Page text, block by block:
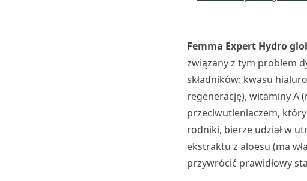
Femma Expert Hydro
związany z tym problem
składników: kwasu
regenerację), witaminy A
przeciwutleniaczem,
rodniki, bierze udział w
ekstraktu z aloesu (ma
przywrócić prawidłowy